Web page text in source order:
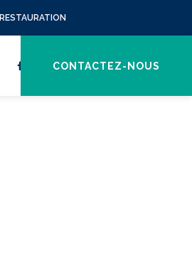
RESTAURATION
CONTACTEZ-NOUS